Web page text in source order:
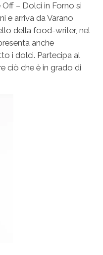
– Dolci in Forno si
e arriva da Varano
della food-writer, nel
anche
i dolci. Partecipa al
ciò che è in grado di